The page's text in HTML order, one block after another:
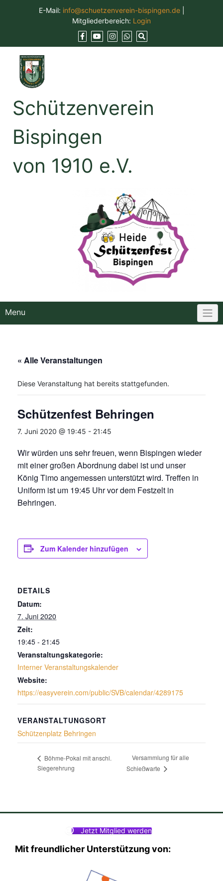
E-Mail: info@schuetzenverein-bispingen.de|
Mitgliederbereich: Login
Schützenverein
Bispingen
von 1910 e.V.
Menu
« Alle Veranstaltungen
Diese Veranstaltung hat bereits stattgefunden.
Schützenfest Behringen
7. Juni 2020 @ 19:45 - 21:45
Wir würden uns sehr freuen, wenn Bispingen wieder
mit einer großen Abordnung dabei ist und unser
König Timo angemessen unterstützt wird. Treffen in
Uniform ist um 19:45 Uhr vor dem Festzelt in
Behringen.
Zum Kalender hinzufügen
DETAILS
Datum:
7. Juni 2020
Zeit:
19:45 - 21:45
Veranstaltungskategorie:
Interner Veranstaltungskalender
Website:
https://easyverein.com/public/SVB/calendar/4289175
VERANSTALTUNGSORT
Schützenplatz Behringen
Böhme-Pokal mit anschl.
Siegerehrung
Versammlung für alle
Schießwarte
Jetzt Mitglied werden
Mit freundlicher Unterstützung von: